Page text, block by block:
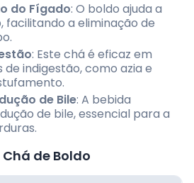
do Fígado: O boldo ajuda a
facilitando a eliminação de
: Este chá é eficaz em
de indigestão, como azia e
de Bile: A bebida
de bile, essencial para a
de Boldo